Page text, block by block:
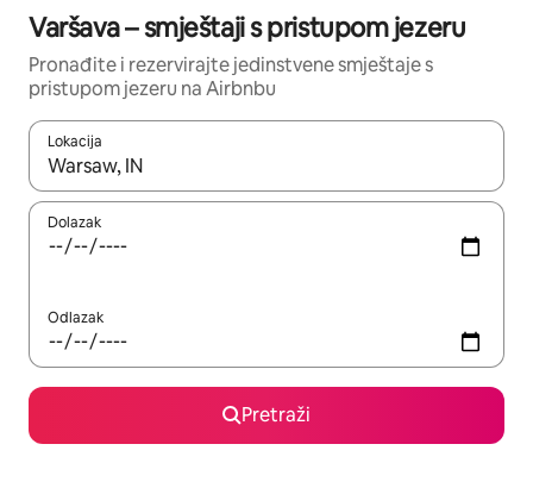
Varšava – smještaji s pristupom jezeru
Pronađite i rezervirajte jedinstvene smještaje s
pristupom jezeru na Airbnbu
Lokacija
Kada budu dostupni rezultati, moći ćete ih pregledati
Dolazak
Odlazak
Pretraži